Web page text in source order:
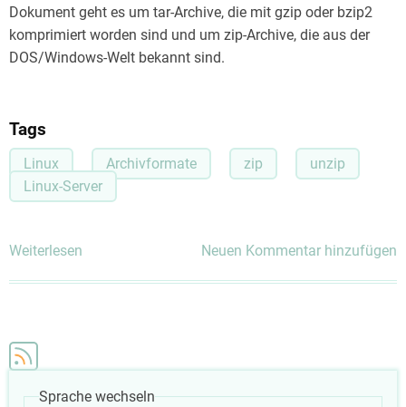
Dokument geht es um tar-Archive, die mit gzip oder bzip2
komprimiert worden sind und um zip-Archive, die aus der
DOS/Windows-Welt bekannt sind.
Tags
Linux Archivformate zip
unzip
Linux-Server
Weiterlesen Neuen Kommentar hinzufügen
Sprache wechseln